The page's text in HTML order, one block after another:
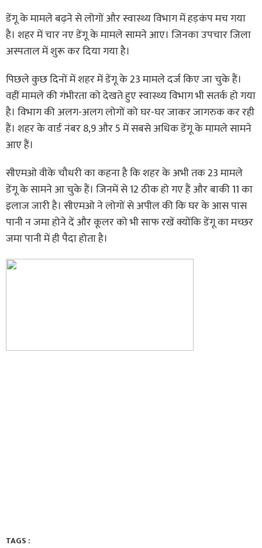
डेंगू के मामले बढ़ने से लोगों और स्वास्थ्य विभाग में हड़कंप मच गया
है। शहर में चार नए डेंगू के मामले सामने आए। जिनका उपचार जिला
अस्पताल में शुरू कर दिया गया है।
पिछले कुछ दिनों में शहर में डेंगू के 23 मामले दर्ज किए जा चुके हैं।
वहीं मामले की गंभीरता को देखते हुए स्वास्थ्य विभाग भी सतर्क हो गया
है। विभाग की अलग-अलग लोगों को घर-घर जाकर जागरुक कर रही
हैं। शहर के वार्ड नंबर 8,9 और 5 में सबसे अधिक डेंगू के मामले सामने
आए हैं।
सीएमओ वीके चौधरी का कहना है कि शहर के अभी तक 23 मामले
डेंगू के सामने आ चुके हैं। जिनमें से 12 ठीक हो गए हैं और बाकी 11 का
इलाज जारी है। सीएमओ ने लोगों से अपील की कि घर के आस पास
पानी न जमा होने दें और कूलर को भी साफ रखें क्योंकि डेंगू का मच्छर
जमा पानी में ही पैदा होता है।
TAGS :